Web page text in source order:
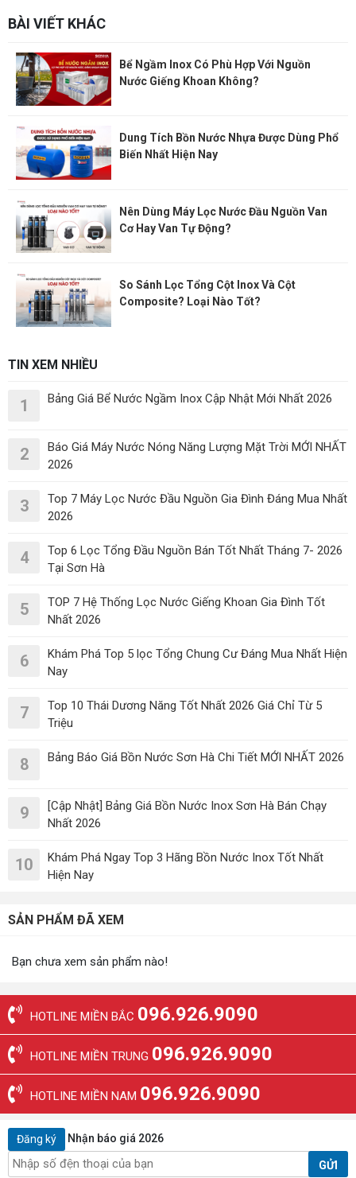
BÀI VIẾT KHÁC
Bể Ngầm Inox Có Phù Hợp Với Nguồn
Nước Giếng Khoan Không?
Dung Tích Bồn Nước Nhựa Được Dùng Phổ
Biến Nhất Hiện Nay
Nên Dùng Máy Lọc Nước Đầu Nguồn Van
Cơ Hay Van Tự Động?
So Sánh Lọc Tổng Cột Inox Và Cột
Composite? Loại Nào Tốt?
TIN XEM NHIỀU
1 Bảng Giá Bể Nước Ngầm Inox Cập Nhật Mới Nhất 2026
2
Báo Giá Máy Nước Nóng Năng Lượng Mặt Trời MỚI NHẤT
2026
3
Top 7 Máy Lọc Nước Đầu Nguồn Gia Đình Đáng Mua Nhất
2026
4
Top 6 Lọc Tổng Đầu Nguồn Bán Tốt Nhất Tháng 7- 2026
Tại Sơn Hà
5
TOP 7 Hệ Thống Lọc Nước Giếng Khoan Gia Đình Tốt
Nhất 2026
6
Khám Phá Top 5 lọc Tổng Chung Cư Đáng Mua Nhất Hiện
Nay
7
Top 10 Thái Dương Năng Tốt Nhất 2026 Giá Chỉ Từ 5
Triệu
8 Bảng Báo Giá Bồn Nước Sơn Hà Chi Tiết MỚI NHẤT 2026
9
[Cập Nhật] Bảng Giá Bồn Nước Inox Sơn Hà Bán Chạy
Nhất 2026
10
Khám Phá Ngay Top 3 Hãng Bồn Nước Inox Tốt Nhất
Hiện Nay
SẢN PHẨM ĐÃ XEM
Bạn chưa xem sản phẩm nào!
HOTLINE MIỀN BẮC 096.926.9090
HOTLINE MIỀN TRUNG 096.926.9090
HOTLINE MIỀN NAM 096.926.9090
Đăng ký Nhận báo giá 2026
GỬI